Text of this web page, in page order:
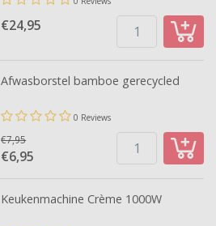
€24,95
Afwasborstel bamboe gerecycled
0 Reviews
€7,95
€6,95
Keukenmachine Crème 1000W